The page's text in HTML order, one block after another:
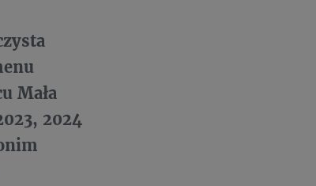
Mała
2024